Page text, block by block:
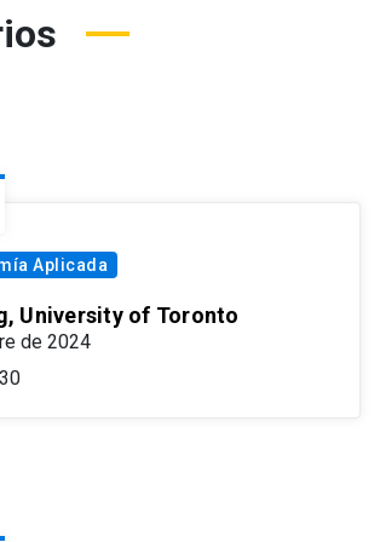
Aplicada
University of Toronto
de 2024